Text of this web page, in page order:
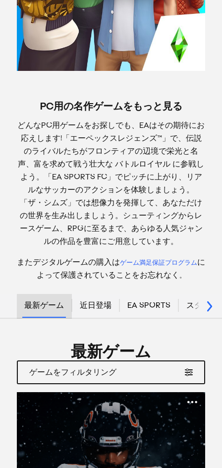
PC用の名作ゲームをもっと見る
どんなPC用ゲームをお探しでも、EAはその期待にお
応えします!「エーペックスレジェンズ™」で、伝説
のライバルたちがフロンティアの辺境で栄光と名
声、富を求めて戦う壮大な バトルロイヤル に参戦し
よう。「EA SPORTS FC」でピッチに上がり、リア
ルなサッカーのアクションを体験しましょう。
「ザ・シムズ」では想像力を発揮して、あなただけ
の世界を生み出しましょう。シューティングからレ
ースゲーム、RPGに至るまで、あらゆる人気ジャン
ルの作品を豊富にご用意しています。
またデジタルゲームの購入はゲーム満足保証プログラムに
よって保護されていることをお忘れなく 。
最新ゲーム 近日登場 EA SPORTS スター・